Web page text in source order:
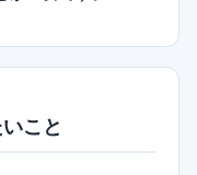
こと